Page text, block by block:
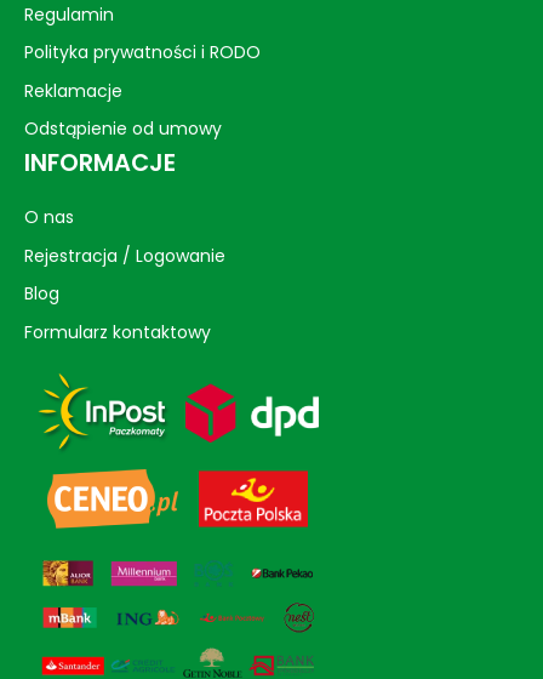
Regulamin
Polityka prywatności i RODO
Reklamacje
Odstąpienie od umowy
INFORMACJE
O nas
Rejestracja / Logowanie
Blog
Formularz kontaktowy